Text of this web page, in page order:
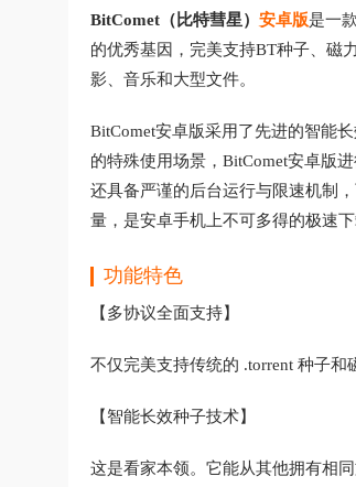
BitComet（比特彗星） 安卓版是一
的优秀基因，完美支持BT种子、磁
影、音乐和大型文件。
BitComet安卓版采用了先进的智能
的特殊使用场景，BitComet安卓版
还具备严谨的后台运行与限速机制
量，是安卓手机上不可多得的极速
功能特色
【多协议全面支持】
不仅完美支持传统的 .torrent 种子和
【智能长效种子技术】
这是看家本领。它能从其他拥有相